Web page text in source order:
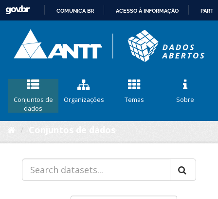
CONTEÚDO
COMUNICA BR ACESSO À INFORMAÇÃO
Conjuntos de
dados
Organizações Temas Sobre